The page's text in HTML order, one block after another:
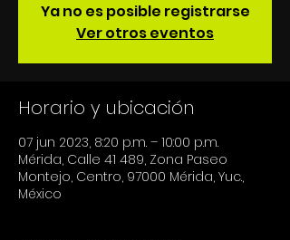
Ya no es posible registrarse
Ver otros eventos
Horario y ubicación
07 jun 2023, 8:20 p.m. – 10:00 p.m.
Mérida, Calle 41 489, Zona Paseo
Montejo, Centro, 97000 Mérida, Yuc.,
México